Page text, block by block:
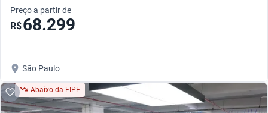
Preço a partir de
R$68.299
São Paulo
Abaixo da FIPE